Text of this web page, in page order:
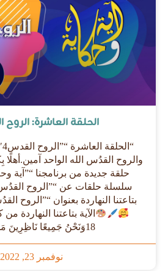
الحلقة العاشرة: الروح
والروح القدُس الله الواحد آمين.أهلًا
حلقة جديدة من برنامجنا “”آية
سلسلة حلقات عن “”الروح
بتاعتنا النهاردة بعنوان “”الروح
18وَنَحْنُ جَمِيعًا نَاظِرِينَ مَجْدَ الرَّبِّ
نوفمبر 23, 2022